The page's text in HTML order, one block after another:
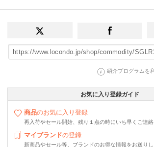
紹介プログラムを
お気に入り登録ガイド
商品のお気に入り登録
再入荷やセール開始、残り１点の時にいち早くご連
マイブランドの登録
新商品やセール等、ブランドのお得な情報をお送り